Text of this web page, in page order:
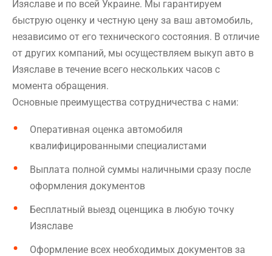
Изяславе и по всей Украине. Мы гарантируем
быструю оценку и честную цену за ваш автомобиль,
независимо от его технического состояния. В отличие
от других компаний, мы осуществляем выкуп авто в
Изяславе в течение всего нескольких часов с
момента обращения.
Основные преимущества сотрудничества с нами:
Оперативная оценка автомобиля
квалифицированными специалистами
Выплата полной суммы наличными сразу после
оформления документов
Бесплатный выезд оценщика в любую точку
Изяславе
Оформление всех необходимых документов за